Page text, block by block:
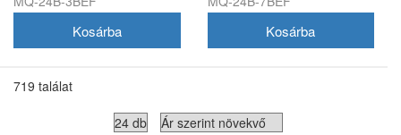
karóra
karóra
719 találat